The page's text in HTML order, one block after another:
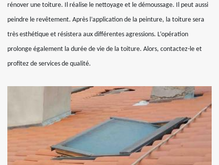
rénover une toiture. Il réalise le nettoyage et le démoussage. Il peut aussi
peindre le revêtement. Après l’application de la peinture, la toiture sera
très esthétique et résistera aux différentes agressions. L’opération
prolonge également la durée de vie de la toiture. Alors, contactez-le et
profitez de services de qualité.